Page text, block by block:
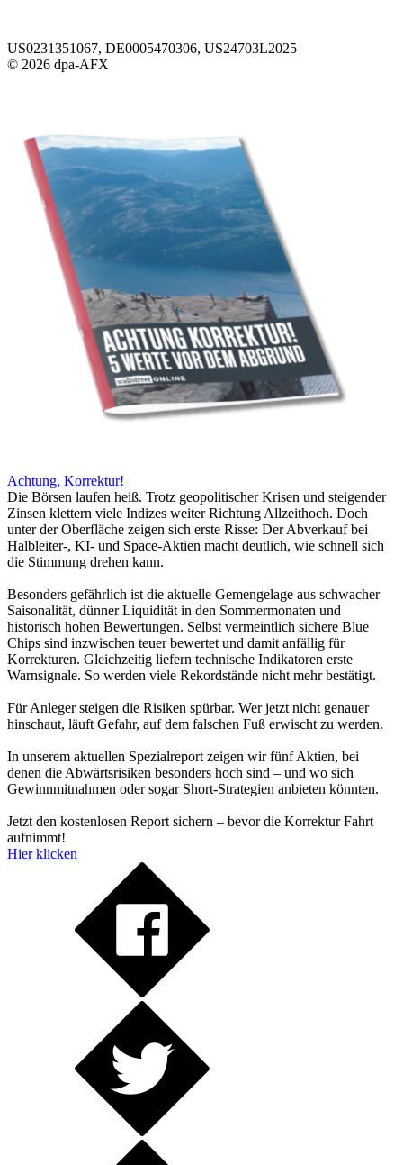
US0231351067, DE0005470306, US24703L2025
© 2026 dpa-AFX
Achtung, Korrektur!
Die Börsen laufen heiß. Trotz geopolitischer Krisen und steigender
Zinsen klettern viele Indizes weiter Richtung Allzeithoch. Doch
unter der Oberfläche zeigen sich erste Risse: Der Abverkauf bei
Halbleiter-, KI- und Space-Aktien macht deutlich, wie schnell sich
die Stimmung drehen kann.
Besonders gefährlich ist die aktuelle Gemengelage aus schwacher
Saisonalität, dünner Liquidität in den Sommermonaten und
historisch hohen Bewertungen. Selbst vermeintlich sichere Blue
Chips sind inzwischen teuer bewertet und damit anfällig für
Korrekturen. Gleichzeitig liefern technische Indikatoren erste
Warnsignale. So werden viele Rekordstände nicht mehr bestätigt.
Für Anleger steigen die Risiken spürbar. Wer jetzt nicht genauer
hinschaut, läuft Gefahr, auf dem falschen Fuß erwischt zu werden.
In unserem aktuellen Spezialreport zeigen wir fünf Aktien, bei
denen die Abwärtsrisiken besonders hoch sind – und wo sich
Gewinnmitnahmen oder sogar Short-Strategien anbieten könnten.
Jetzt den kostenlosen Report sichern – bevor die Korrektur Fahrt
aufnimmt!
Hier klicken